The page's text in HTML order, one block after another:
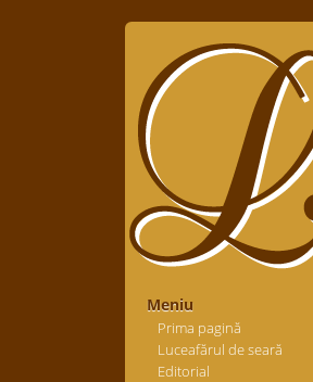
Meniu
Prima pagină
Luceafărul de seară
Editorial